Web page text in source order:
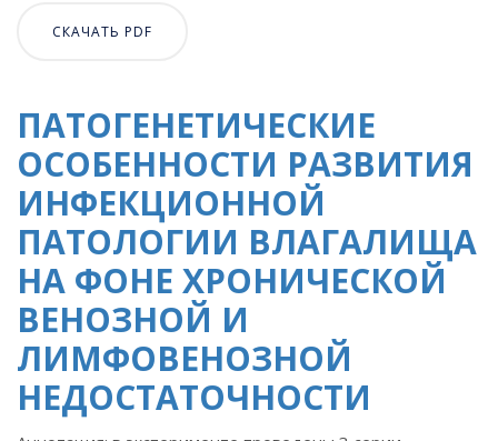
СКАЧАТЬ PDF
ПАТОГЕНЕТИЧЕСКИЕ
ОСОБЕННОСТИ РАЗВИТИЯ
ИНФЕКЦИОННОЙ
ПАТОЛОГИИ ВЛАГАЛИЩА
НА ФОНЕ ХРОНИЧЕСКОЙ
ВЕНОЗНОЙ И
ЛИМФОВЕНОЗНОЙ
НЕДОСТАТОЧНОСТИ